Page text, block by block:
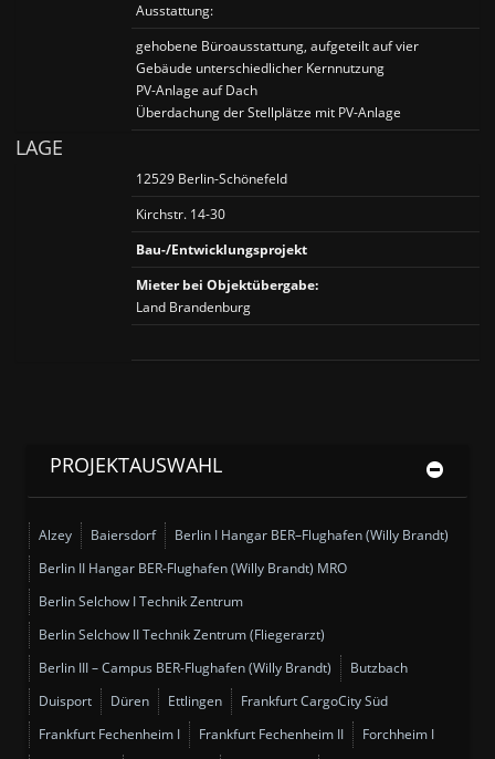
Ausstattung:
gehobene Büroausstattung, aufgeteilt auf vier
Gebäude unterschiedlicher Kernnutzung
PV-Anlage auf Dach
Überdachung der Stellplätze mit PV-Anlage
LAGE
12529 Berlin-Schönefeld
Kirchstr. 14-30
Bau-/Entwicklungsprojekt
Mieter bei Objektübergabe:
Land Brandenburg
PROJEKTAUSWAHL
Alzey Baiersdorf
Berlin I Hangar BER–Flughafen (Willy Brandt)
Berlin II Hangar BER-Flughafen (Willy Brandt) MRO
Berlin Selchow I Technik Zentrum
Berlin Selchow II Technik Zentrum (Fliegerarzt)
Berlin III – Campus BER-Flughafen (Willy Brandt)
Butzbach
Duisport
Düren Ettlingen
Frankfurt CargoCity Süd
Frankfurt Fechenheim I
Frankfurt Fechenheim II
Forchheim I